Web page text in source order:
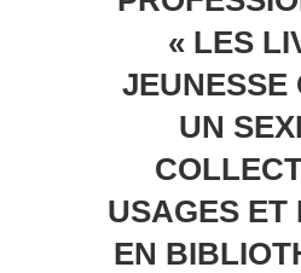
AGENDA
VEILLE PRO
RESSOURCES
« LES
JEUNESSE
UN
USAGES ET
EN